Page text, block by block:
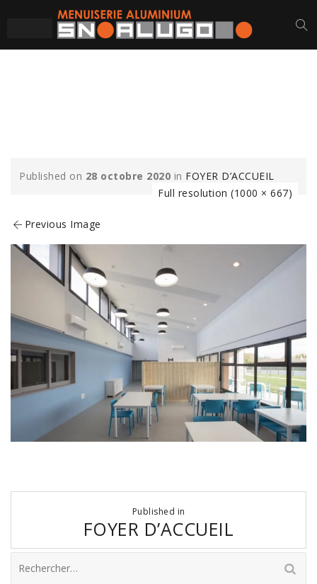
Published on 28 octobre 2020 in FOYER D’ACCUEIL
Full resolution (1000 × 667)
Previous Image
l’article
Published in
FOYER D’ACCUEIL